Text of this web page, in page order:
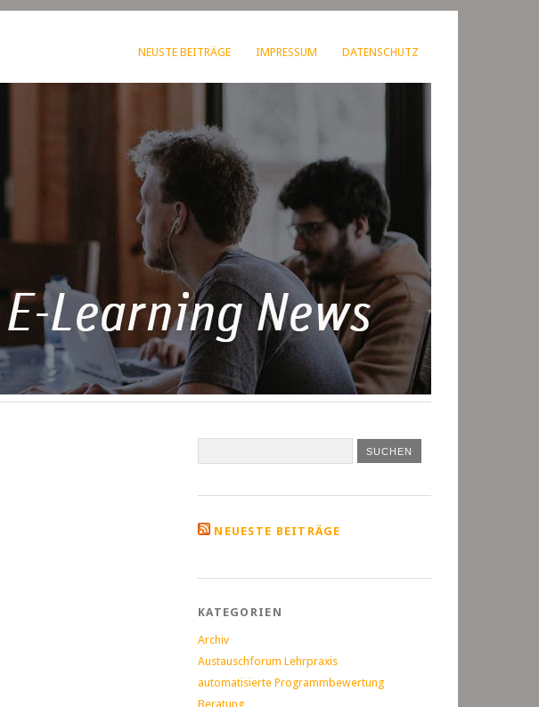
NEUSTE BEITRÄGE IMPRESSUM DATENSCHUTZ
NEUESTE BEITRÄGE
KATEGORIEN
Archiv
Austauschforum Lehrpraxis
automatisierte Programmbewertung
Beratung